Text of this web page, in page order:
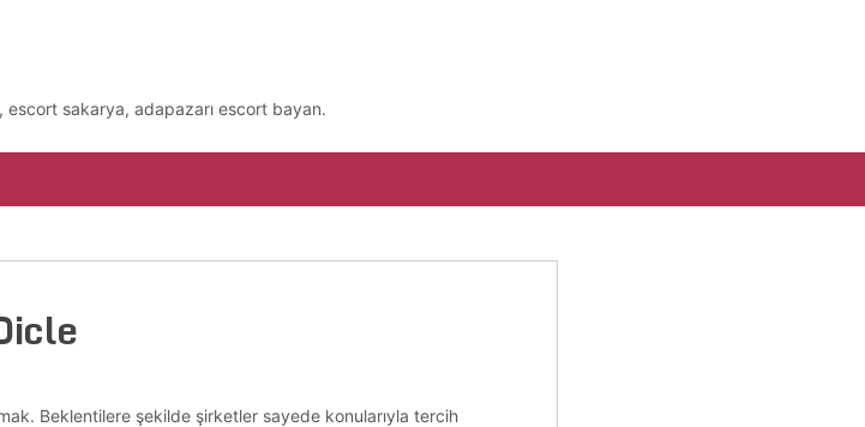
sakarya, adapazarı escort bayan.
Beklentilere şekilde şirketler sayede konularıyla tercih